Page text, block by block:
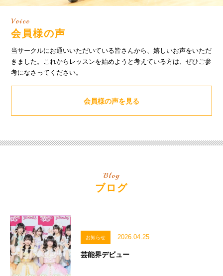
Voice
会員様の声
当サークルにお通いいただいている皆さんから、嬉しいお声をいただ
きました。これからレッスンを始めようと考えている方は、ぜひご参
考になさってください。
会員様の声を見る
Blog
ブログ
お知らせ 2026.04.25
芸能界デビュー